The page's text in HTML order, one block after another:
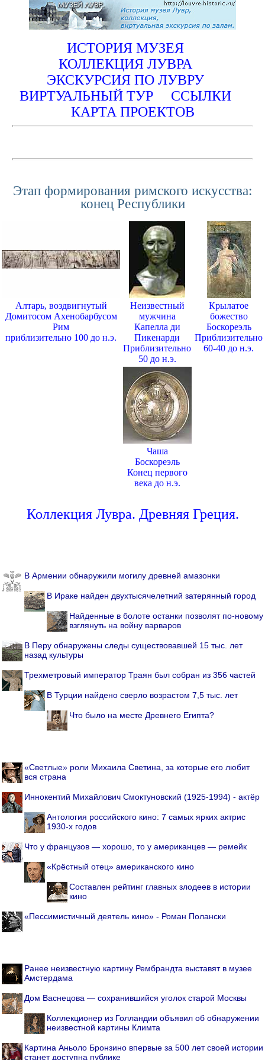
ИСТОРИЯ МУЗЕЯ
КОЛЛЕКЦИЯ ЛУВРА
ЭКСКУРСИЯ ПО ЛУВРУ
ВИРТУАЛЬНЫЙ ТУР
ССЫЛКИ
КАРТА ПРОЕКТОВ
Этап формирования римского искусства:
конец Республики
Алтарь, воздвигнутый
Домитосом Ахенобарбусом
Рим
приблизительно 100 до н.э.
Неизвестный
мужчина
Капелла ди
Пикенарди
Приблизительно
50 до н.э.
Крылатое
божество
Боскореэль
Приблизительно
60-40 до н.э.
Чаша
Боскореэль
Конец первого
века до н.э.
Коллекция Лувра. Древняя Греция.
В Армении обнаружили могилу древней амазонки
В Ираке найден двухтысячелетний затерянный город
Найденные в болоте останки позволят по-новому
взглянуть на войну варваров
В Перу обнаружены следы существовавшей 15 тыс. лет
назад культуры
Трехметровый император Траян был собран из 356 частей
В Турции найдено сверло возрастом 7,5 тыс. лет
Что было на месте Древнего Египта?
«Светлые» роли Михаила Светина, за которые его любит
вся страна
Иннокентий Михайлович Смоктуновский (1925-1994) - актёр
Антология российского кино: 7 самых ярких актрис
1930-х годов
Что у французов — хорошо, то у американцев — ремейк
«Крёстный отец» американского кино
Составлен рейтинг главных злодеев в истории
кино
«Пессимистичный деятель кино» - Роман Полански
Ранее неизвестную картину Рембрандта выставят в музее
Амстердама
Дом Васнецова — сохранившийся уголок старой Москвы
Коллекционер из Голландии объявил об обнаружении
неизвестной картины Климта
Картина Аньоло Бронзино впервые за 500 лет своей истории
станет доступна публике